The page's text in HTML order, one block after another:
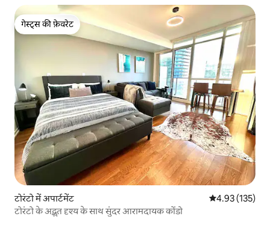
गेस्ट्स की फ़ेवरेट
गेस्ट्स की फ़ेवरेट
टोरंटो में अपार्टमेंट औसत रेटिंग 5 में से
4.93 (135)
टोरंटो के अद्भुत दृश्य के साथ सुंदर आरामदायक कोंडो